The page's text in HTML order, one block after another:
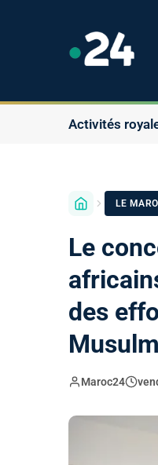
Activités
LE
Le
des
Maroc24